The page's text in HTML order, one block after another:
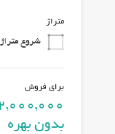
متراژ
شروع متراژ
برای فروش
بدون بهره